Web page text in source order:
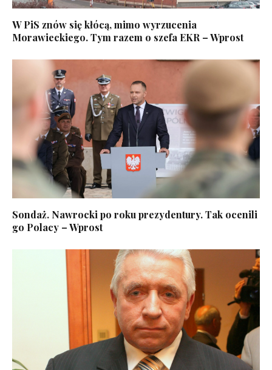
W PiS znów się kłócą, mimo wyrzucenia
Morawieckiego. Tym razem o szefa EKR – Wprost
Sondaż. Nawrocki po roku prezydentury. Tak ocenili
go Polacy – Wprost